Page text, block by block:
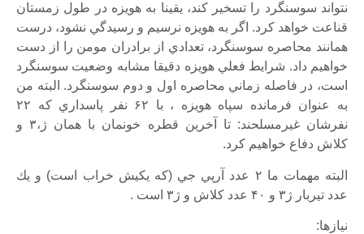
نتواند سوسنگرد را تسخير كند، يقينا به هويزه در طول زمستان
قناعت خواهد كرد. اگر به هويزه نرسيم و رسيدگي نشود، درست
همانند محاصره سوسنگرد، تعدادي از برادران مومن را از دست
خواهيم داد. شرايط فعلي هويزه دقيقا مشابه وضعيت سوسنگرد
است، در فاصله زماني محاصره اول و دوم سوسنگرد. البته من
به عنوان فرمانده سپاه هويزه ، با ۶۲ نفر پاسداري كه ۲۲
نفرشان غيرمسلحند: تا آخرين قطره خونمان با همان ژ،۳ و
كلاش دفاع خواهيم كرد.
البته مهمات ما ۲ عدد آرپي جي (كه يكيش خراب است) و يك
عدد تيربار ژ۳ و ۴۰ عدد كلاش و ژ۳ است .
نيازها: